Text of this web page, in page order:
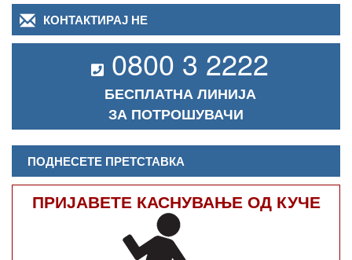
КОНТАКТИРАЈ НЕ
0800 3 2222
БЕСПЛАТНА ЛИНИЈА
ЗА ПОТРОШУВАЧИ
ПОДНЕСЕТЕ ПРЕТСТАВКА
ПРИЈАВЕТЕ КАСНУВАЊЕ ОД КУЧЕ